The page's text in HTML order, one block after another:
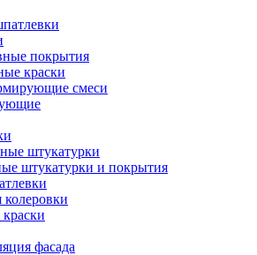
покрытия
краски
смеси
штукатурки
штукатурки и покрытия
фасада